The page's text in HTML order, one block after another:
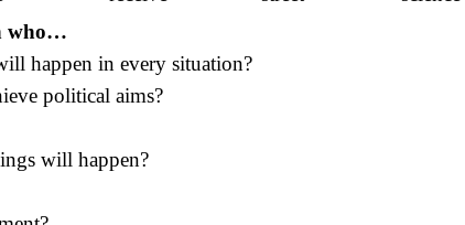
who…
happen in every situation?
political aims?
will happen?